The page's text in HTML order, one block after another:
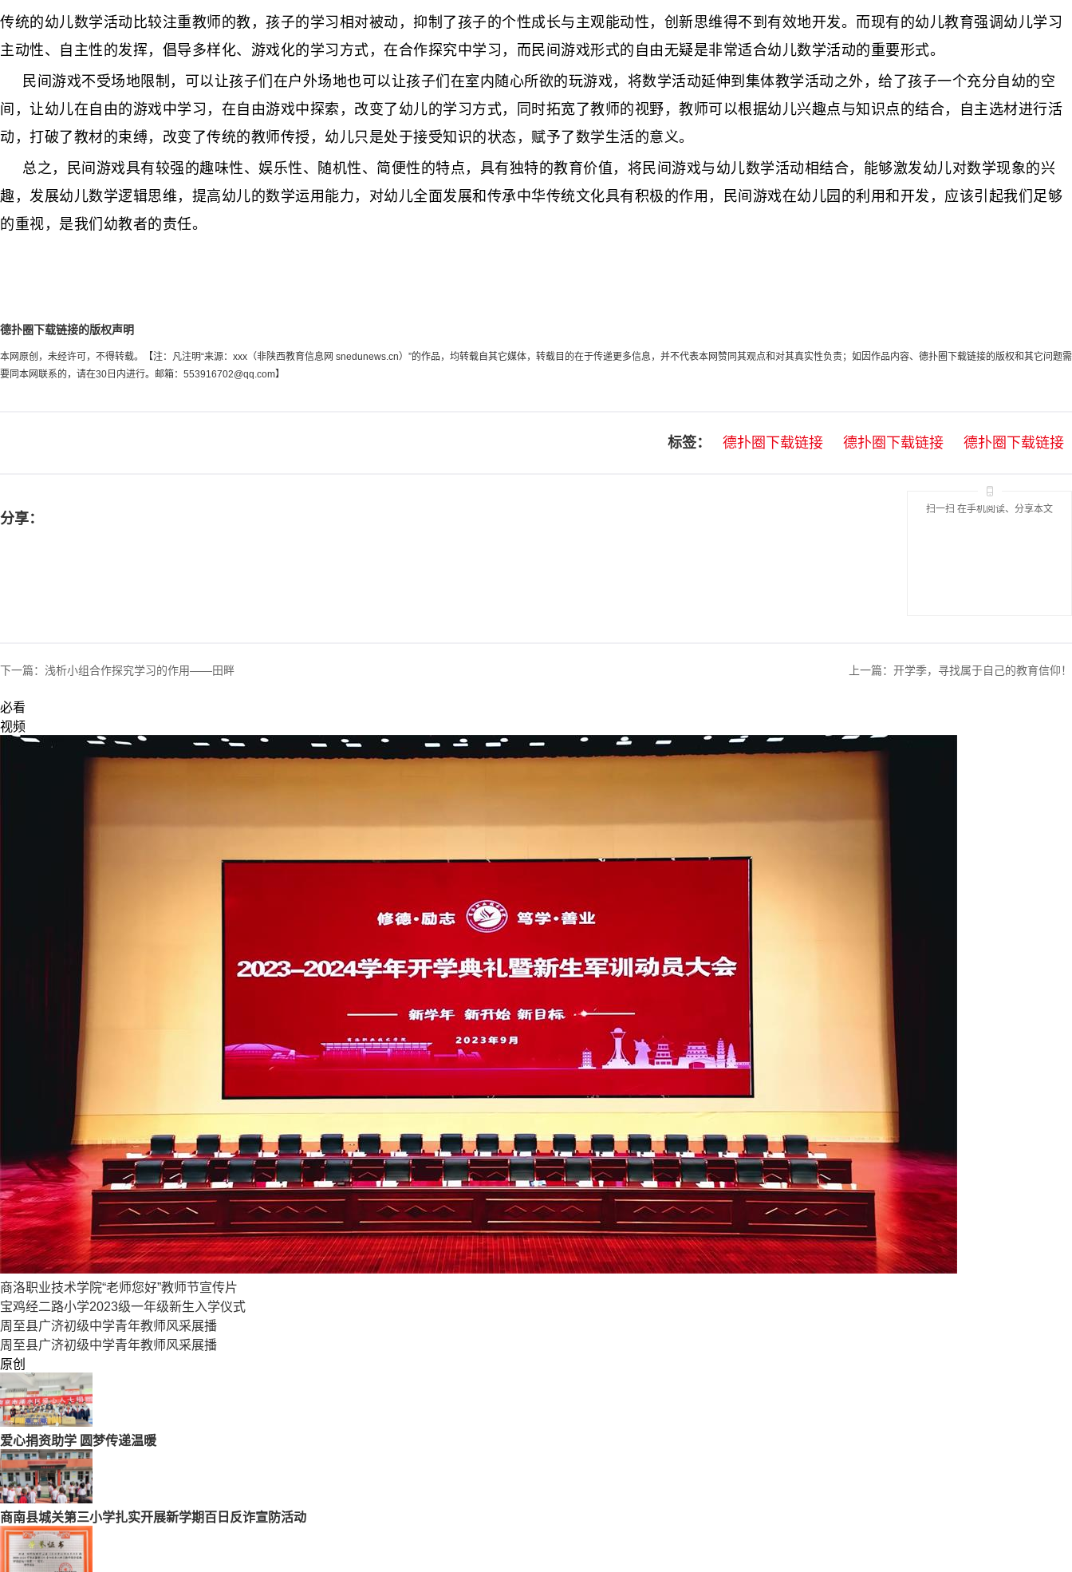
传统的幼儿数学活动比较注重教师的教，孩子的学习相对被动，抑制了孩子的个性成长与主观能动性，创新思维得不到有效地开发。而现有的幼儿教育强调幼儿学习
主动性、自主性的发挥，倡导多样化、游戏化的学习方式，在合作探究中学习，而民间游戏形式的自由无疑是非常适合幼儿数学活动的重要形式。
民间游戏不受场地限制，可以让孩子们在户外场地也可以让孩子们在室内随心所欲的玩游戏，将数学活动延伸到集体教学活动之外，给了孩子一个充分自幼的空
间，让幼儿在自由的游戏中学习，在自由游戏中探索，改变了幼儿的学习方式，同时拓宽了教师的视野，教师可以根据幼儿兴趣点与知识点的结合，自主选材进行活
动，打破了教材的束缚，改变了传统的教师传授，幼儿只是处于接受知识的状态，赋予了数学生活的意义。
总之，民间游戏具有较强的趣味性、娱乐性、随机性、简便性的特点，具有独特的教育价值，将民间游戏与幼儿数学活动相结合，能够激发幼儿对数学现象的兴
趣，发展幼儿数学逻辑思维，提高幼儿的数学运用能力，对幼儿全面发展和传承中华传统文化具有积极的作用，民间游戏在幼儿园的利用和开发，应该引起我们足够
的重视，是我们幼教者的责任。
德扑圈下载链接的版权声明
本网原创，未经许可，不得转载。【注：凡注明“来源：xxx（非陕西教育信息网 snedunews.cn）”的作品，均转载自其它媒体，转载目的在于传递更多信息，并不代表本网赞同其观点和对其真实性负责；如因作品内容、德扑圈下载链接的版权和其它问题需
要同本网联系的，请在30日内进行。邮箱： 553916702@qq.com】
标签： 德扑圈下载链接 德扑圈下载链接 德扑圈下载链接
分享：
扫一扫 在手机阅读、分享本文
上一篇： 开学季，寻找属于自己的教育信仰！
下一篇： 浅析小组合作探究学习的作用——田畔
必看
视频
商洛职业技术学院“老师您好”教师节宣传片
宝鸡经二路小学2023级一年级新生入学仪式
周至县广济初级中学青年教师风采展播
周至县广济初级中学青年教师风采展播
原创
爱心捐资助学 圆梦传递温暖
商南县城关第三小学扎实开展新学期百日反诈宣防活动